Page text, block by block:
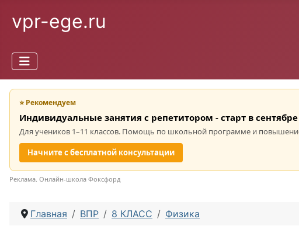
vpr-ege.ru
⭐ Рекомендуем
Индивидуальные занятия с репетитором - старт в сентябре
Для учеников 1–11 классов. Помощь по школьной программе и
Начните с бесплатной консультации
Реклама. Онлайн-школа Фоксфорд
Главная ВПР 8 КЛАСС Физика